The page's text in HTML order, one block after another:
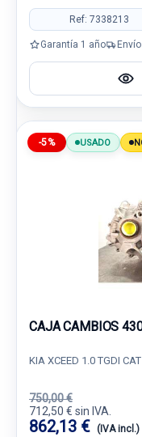
Ref: 7338213
Garantía 1 año
-5% USADO
CAJA CAMBIOS
KIA XCEED 1.0 TGDI CAT
750,00 €
712,50 € sin IVA.
862,13 € (IVA incl.)